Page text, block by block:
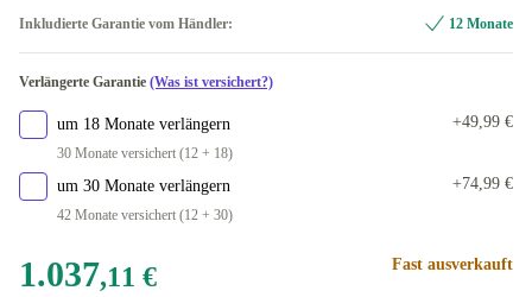
Inkludierte Garantie vom Händler: 12 Monate
Verlängerte Garantie (Was ist versichert?)
um 18 Monate verlängern
30 Monate versichert (12 + 18)
+49,99 €
um 30 Monate verlängern
42 Monate versichert (12 + 30)
+74,99 €
1.037,11 € Fast ausverkauft